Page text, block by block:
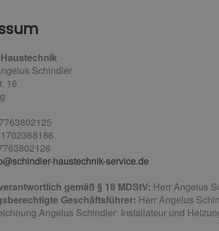
Schindler
16
haustechnik-service.de
gemäß § 18 MDStV: Herr Angelus
Geschäftsführer: Herr Angelus
Angelus Schindler: Installateur und